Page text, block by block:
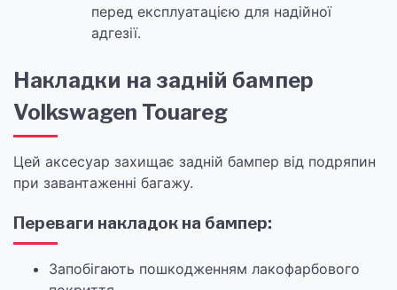
перед експлуатацією для надійної
адгезії.
Накладки на задній бампер
Volkswagen Touareg
Цей аксесуар захищає задній бампер від подряпин
при завантаженні багажу.
Переваги накладок на бампер:
Запобігають пошкодженням лакофарбового